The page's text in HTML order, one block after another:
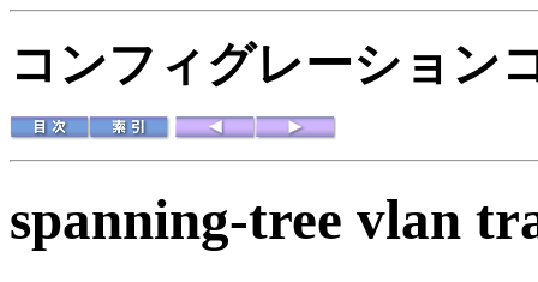
コンフィグレーション
spanning-tree vlan